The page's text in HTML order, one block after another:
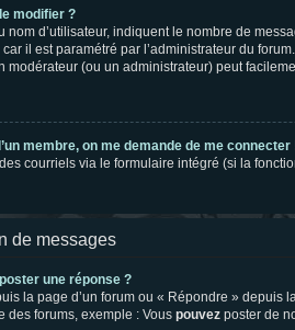
modifier ?
nom d’utilisateur, indiquent le nombre de
il est paramétré par l’administrateur du
modérateur (ou un administrateur) peut
membre, on me demande de me connecter
courriels via le formulaire intégré (si la
de messages
une réponse ?
la page d’un forum ou « Répondre » depuis
des forums, exemple : Vous pouvez poster de